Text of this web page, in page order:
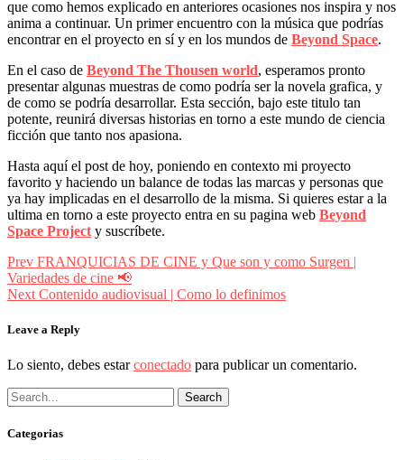
que como hemos explicado en anteriores ocasiones nos inspira y nos
anima a continuar. Un primer encuentro con la música que podrías
encontrar en el proyecto en sí y en los mundos de Beyond Space.
En el caso de Beyond The Thousen world, esperamos pronto
presentar algunas muestras de como podría ser la novela grafica, y
de como se podría desarrollar. Esta sección, bajo este titulo tan
potente, reunirá diversas historias en torno a este mundo de ciencia
ficción que tanto nos apasiona.
Hasta aquí el post de hoy, poniendo en contexto mi proyecto
favorito y haciendo un balance de todas las marcas y personas que
ya hay implicadas en el desarrollo de la misma. Si quieres estar a la
ultima en torno a este proyecto entra en su pagina web Beyond
Space Project y suscríbete.
Navegación
de
Prev prev
postPrevious
page
FRANQUICIAS DE CINE y Que son y como Surgen |
Variedades de cine 📢
Next Contenido audiovisual | Como lo definimosnext
Leave a Reply
Lo siento, debes estarconectado para publicar un comentario.
Categorias